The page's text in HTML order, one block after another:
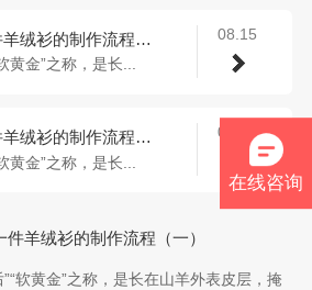
08.15
羊绒源头工厂：一件羊绒衫的制作流程（三）
黄金”之称，是长...
08.14
羊绒源头工厂：一件羊绒衫的制作流程（二）
黄金”之称，是长...
羊绒衫的制作流程（一）
软黄金”之称，是长在山羊外表皮层，掩
在线咨询